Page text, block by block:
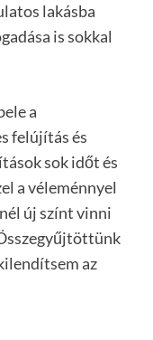
lakásba
is sokkal
a
felújítás és
sok időt és
a véleménnyel
új színt vinni
az